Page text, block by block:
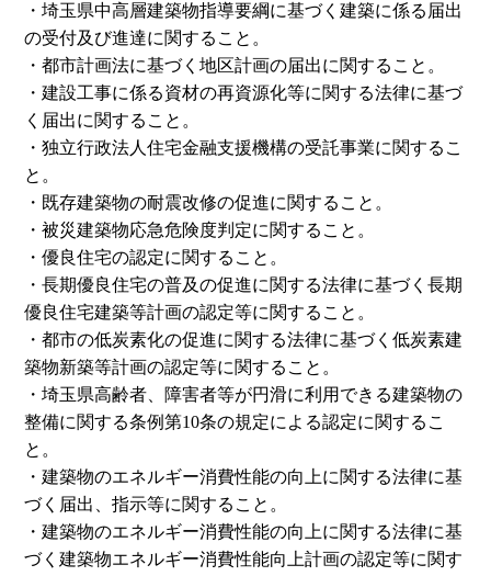
・埼玉県中高層建築物指導要綱に基づく建築に係る届出
の受付及び進達に関すること。
・都市計画法に基づく地区計画の届出に関すること。
・建設工事に係る資材の再資源化等に関する法律に基づ
く届出に関すること。
・独立行政法人住宅金融支援機構の受託事業に関するこ
と。
・既存建築物の耐震改修の促進に関すること。
・被災建築物応急危険度判定に関すること。
・優良住宅の認定に関すること。
・長期優良住宅の普及の促進に関する法律に基づく長期
優良住宅建築等計画の認定等に関すること。
・都市の低炭素化の促進に関する法律に基づく低炭素建
築物新築等計画の認定等に関すること。
・埼玉県高齢者、障害者等が円滑に利用できる建築物の
整備に関する条例第10条の規定による認定に関するこ
と。
・建築物のエネルギー消費性能の向上に関する法律に基
づく届出、指示等に関すること。
・建築物のエネルギー消費性能の向上に関する法律に基
づく建築物エネルギー消費性能向上計画の認定等に関す